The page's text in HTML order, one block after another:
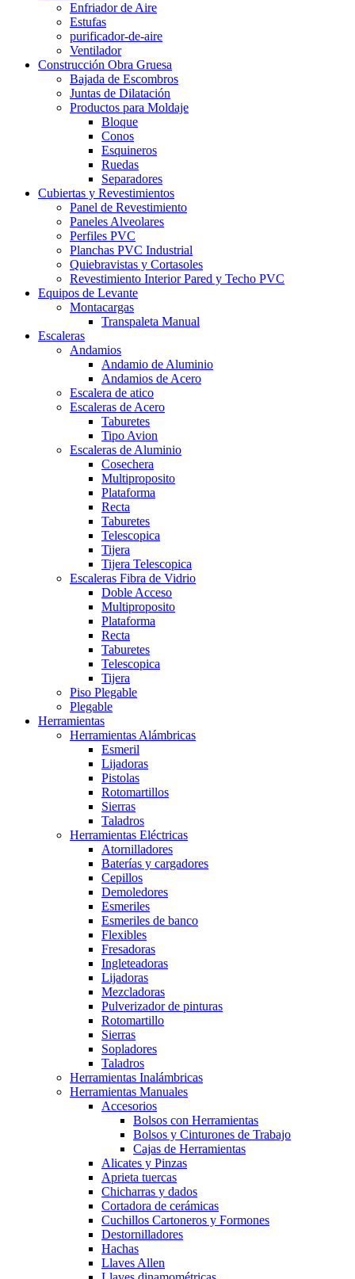
Enfriador de Aire
Estufas
purificador-de-aire
Ventilador
Construcción Obra Gruesa
Bajada de Escombros
Juntas de Dilatación
Productos para Moldaje
Bloque
Conos
Esquineros
Ruedas
Separadores
Cubiertas y Revestimientos
Panel de Revestimiento
Paneles Alveolares
Perfiles PVC
Planchas PVC Industrial
Quiebravistas y Cortasoles
Revestimiento Interior Pared y Techo PVC
Equipos de Levante
Montacargas
Transpaleta Manual
Escaleras
Andamios
Andamio de Aluminio
Andamios de Acero
Escalera de atico
Escaleras de Acero
Taburetes
Tipo Avion
Escaleras de Aluminio
Cosechera
Multiproposito
Plataforma
Recta
Taburetes
Telescopica
Tijera
Tijera Telescopica
Escaleras Fibra de Vidrio
Doble Acceso
Multiproposito
Plataforma
Recta
Taburetes
Telescopica
Tijera
Piso Plegable
Plegable
Herramientas
Herramientas Alámbricas
Esmeril
Lijadoras
Pistolas
Rotomartillos
Sierras
Taladros
Herramientas Eléctricas
Atornilladores
Baterías y cargadores
Cepillos
Demoledores
Esmeriles
Esmeriles de banco
Flexibles
Fresadoras
Ingleteadoras
Lijadoras
Mezcladoras
Pulverizador de pinturas
Rotomartillo
Sierras
Sopladores
Taladros
Herramientas Inalámbricas
Herramientas Manuales
Accesorios
Bolsos con Herramientas
Bolsos y Cinturones de Trabajo
Cajas de Herramientas
Alicates y Pinzas
Aprieta tuercas
Chicharras y dados
Cortadora de cerámicas
Cuchillos Cartoneros y Formones
Destornilladores
Hachas
Llaves Allen